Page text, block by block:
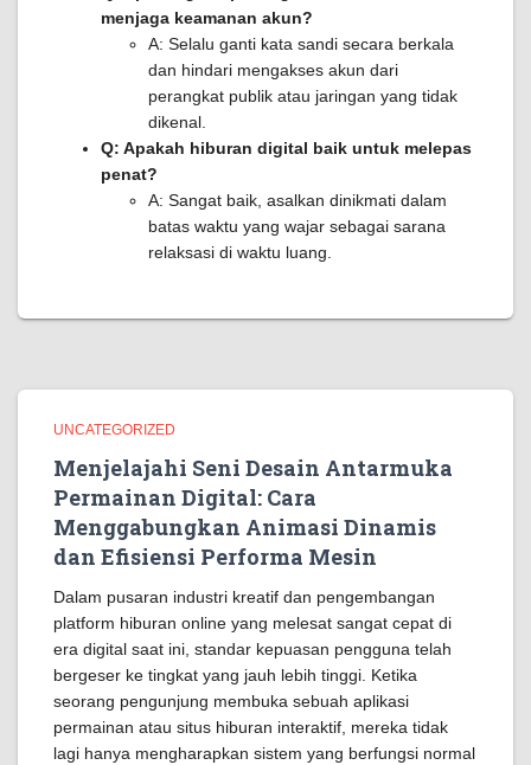
menjaga keamanan akun?
A: Selalu ganti kata sandi secara berkala
dan hindari mengakses akun dari
perangkat publik atau jaringan yang tidak
dikenal.
Q: Apakah hiburan digital baik untuk melepas
penat?
A: Sangat baik, asalkan dinikmati dalam
batas waktu yang wajar sebagai sarana
relaksasi di waktu luang.
UNCATEGORIZED
Menjelajahi Seni Desain Antarmuka
Permainan Digital: Cara
Menggabungkan Animasi Dinamis
dan Efisiensi Performa Mesin
Dalam pusaran industri kreatif dan pengembangan
platform hiburan online yang melesat sangat cepat di
era digital saat ini, standar kepuasan pengguna telah
bergeser ke tingkat yang jauh lebih tinggi. Ketika
seorang pengunjung membuka sebuah aplikasi
permainan atau situs hiburan interaktif, mereka tidak
lagi hanya mengharapkan sistem yang berfungsi normal